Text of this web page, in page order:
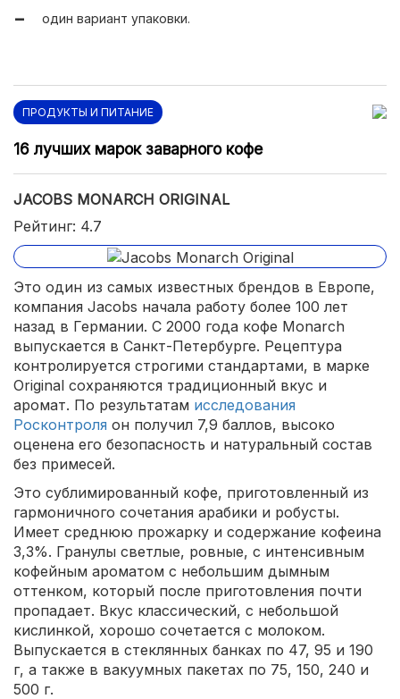
один вариант упаковки.
ПРОДУКТЫ И ПИТАНИЕ
16 лучших марок заварного кофе
JACOBS MONARCH ORIGINAL
Рейтинг: 4.7
Это один из самых известных брендов в Европе,
компания Jacobs начала работу более 100 лет
назад в Германии. С 2000 года кофе Monarch
выпускается в Санкт-Петербурге. Рецептура
контролируется строгими стандартами, в марке
Original сохраняются традиционный вкус и
аромат. По результатам исследования
Росконтроля он получил 7,9 баллов, высоко
оценена его безопасность и натуральный состав
без примесей.
Это сублимированный кофе, приготовленный из
гармоничного сочетания арабики и робусты.
Имеет среднюю прожарку и содержание кофеина
3,3%. Гранулы светлые, ровные, с интенсивным
кофейным ароматом с небольшим дымным
оттенком, который после приготовления почти
пропадает. Вкус классический, с небольшой
кислинкой, хорошо сочетается с молоком.
Выпускается в стеклянных банках по 47, 95 и 190
г, а также в вакуумных пакетах по 75, 150, 240 и
500 г.